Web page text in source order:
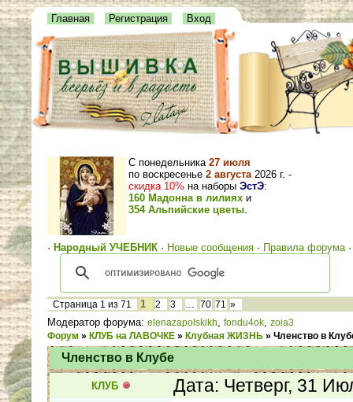
Главная Регистрация Вход
С понедельника 27 июля
по воскресенье 2 августа 2026 г. -
скидка 10% на наборы ЭстЭ:
160 Мадонна в лилиях и
354 Альпийские цветы.
· Народный УЧЕБНИК · Новые сообщения · Правила форума
Страница 1 из 71 1 2 3 … 70 71 »
Модератор форума: elenazapolskikh, fondu4ok, zoia3
Форум » КЛУБ на ЛАВОЧКЕ » Клубная ЖИЗНЬ » Членство в
Членство в Клубе
КЛУБ Дата: Четверг, 31